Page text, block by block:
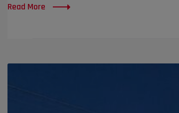
Read More